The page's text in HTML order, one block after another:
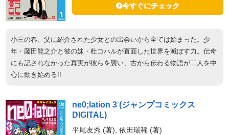
今すぐにチェック
小三の春、父に紹介された少女との出会いから全ては始まった。少
年・藤田龍之介と彼の妹・杜コハルが直面した世界を滅ぼす力。伝奇
にも記されなかった真実が彼らを襲い、古から伝わる物語が二人を中
心に動き始める!!
ne0;lation 3 (ジャンプコミックス
DIGITAL)
平尾友秀 (著), 依田瑞稀 (著)